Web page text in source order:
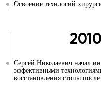
Освоение технлогий
2010
Сергей Николаевич начал
эффективными
восстановления стопы